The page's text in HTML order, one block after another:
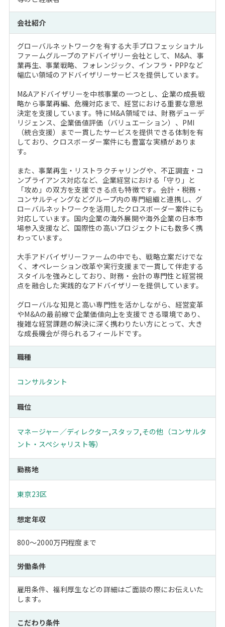
会社紹介
グローバルネットワークを有する大手プロフェッショナル
ファームグループのアドバイザリー会社として、M&A、事
業再生、事業戦略、フォレンジック、インフラ・PPPなど
幅広い領域のアドバイザリーサービスを提供しています。
M&Aアドバイザリーを中核事業の一つとし、企業の成長戦
略から事業再編、危機対応まで、経営における重要な意思
決定を支援しています。特にM&A領域では、財務デューデ
リジェンス、企業価値評価（バリュエーション）、PMI
（統合支援）まで一貫したサービスを提供できる体制を有
しており、クロスボーダー案件にも豊富な実績がありま
す。
また、事業再生・リストラクチャリングや、不正調査・コ
ンプライアンス対応など、企業経営における「守り」と
「攻め」の双方を支援できる点も特徴です。会計・税務・
コンサルティングなどグループ内の専門組織と連携し、グ
ローバルネットワークを活用したクロスボーダー案件にも
対応しています。国内企業の海外展開や海外企業の日本市
場参入支援など、国際性の高いプロジェクトにも数多く携
わっています。
大手アドバイザリーファームの中でも、戦略立案だけでな
く、オペレーション改革や実行支援まで一貫して伴走する
スタイルを強みとしており、財務・会計の専門性と経営視
点を融合した実践的なアドバイザリーを提供しています。
グローバルな知見と高い専門性を活かしながら、経営変革
やM&Aの最前線で企業価値向上を支援できる環境であり、
複雑な経営課題の解決に深く携わりたい方にとって、大き
な成長機会が得られるフィールドです。
職種
コンサルタント
職位
マネージャー／ディレクター,スタッフ,その他（コンサルタ
ント・スペシャリスト等）
勤務地
東京23区
想定年収
800～2000万円程度まで
労働条件
雇用条件、福利厚生などの詳細はご面談の際にお伝えいた
します。
こだわり条件